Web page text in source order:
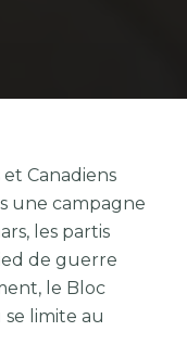
et Canadiens
une campagne
les partis
de guerre
le Bloc
limite au